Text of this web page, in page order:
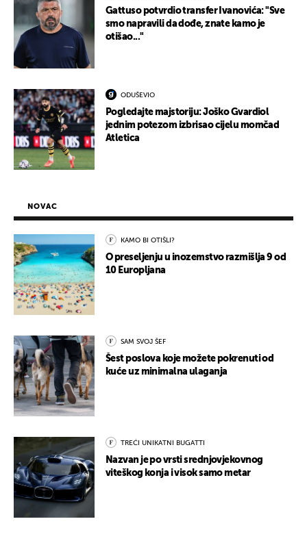
Gattuso potvrdio transfer Ivanovića: "Sve
smo napravili da dođe, znate kamo je
otišao..."
ODUŠEVIO
Pogledajte majstoriju: Joško Gvardiol
jednim potezom izbrisao cijelu momčad
Atletica
NOVAC
KAMO BI OTIŠLI?
O preseljenju u inozemstvo razmišlja 9 od
10 Europljana
SAM SVOJ ŠEF
Šest poslova koje možete pokrenuti od
kuće uz minimalna ulaganja
TREĆI UNIKATNI BUGATTI
Nazvan je po vrsti srednjovjekovnog
viteškog konja i visok samo metar